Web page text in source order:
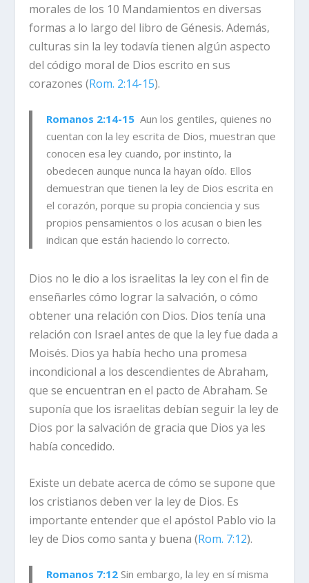
morales de los 10 Mandamientos en diversas
formas a lo largo del libro de Génesis. Además,
culturas sin la ley todavía tienen algún aspecto
del código moral de Dios escrito en sus
corazones (Rom. 2:14-15).
Romanos 2:14-15 Aun los gentiles, quienes no
cuentan con la ley escrita de Dios, muestran que
conocen esa ley cuando, por instinto, la
obedecen aunque nunca la hayan oído. Ellos
demuestran que tienen la ley de Dios escrita en
el corazón, porque su propia conciencia y sus
propios pensamientos o los acusan o bien les
indican que están haciendo lo correcto.
Dios no le dio a los israelitas la ley con el fin de
enseñarles cómo lograr la salvación, o cómo
obtener una relación con Dios. Dios tenía una
relación con Israel antes de que la ley fue dada a
Moisés. Dios ya había hecho una promesa
incondicional a los descendientes de Abraham,
que se encuentran en el pacto de Abraham. Se
suponía que los israelitas debían seguir la ley de
Dios por la salvación de gracia que Dios ya les
había concedido.
Existe un debate acerca de cómo se supone que
los cristianos deben ver la ley de Dios. Es
importante entender que el apóstol Pablo vio la
ley de Dios como santa y buena (Rom. 7:12).
Romanos 7:12 Sin embargo, la ley en sí misma